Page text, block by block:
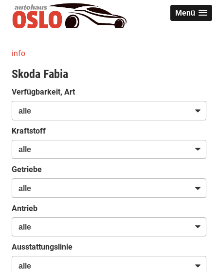
Menü
info
Skoda Fabia
Verfügbarkeit, Art
Kraftstoff
Getriebe
Antrieb
Ausstattungslinie